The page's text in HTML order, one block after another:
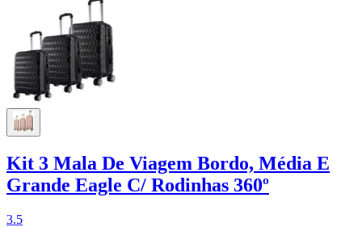
Kit 3 Mala De Viagem Bordo, Média E
Grande Eagle C/ Rodinhas 360º
3.5